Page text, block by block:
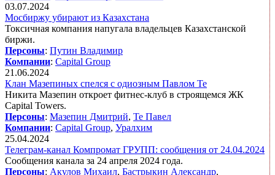
03.07.2024
Мосбиржу убирают из Казахстана
Токсичная компания напугала владельцев Казахстанской
биржи.
Персоны: Путин Владимир
Компании: Capital Group
21.06.2024
Клан Мазепиных спелся с одиозным Павлом Те
Никита Мазепин откроет фитнес-клуб в строящемся ЖК
Capital Towers.
Персоны: Мазепин Дмитрий, Те Павел
Компании: Capital Group, Уралхим
25.04.2024
Телеграм-канал Компромат ГРУПП: сообщения от 24.04.2024
Сообщения канала за 24 апреля 2024 года.
Персоны: Акулов Михаил, Бастрыкин Александр,